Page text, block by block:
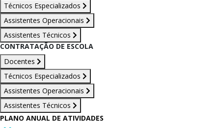
Técnicos Especializados
Assistentes Operacionais
Assistentes Técnicos
CONTRATAÇÃO DE ESCOLA
Docentes
Técnicos Especializados
Assistentes Operacionais
Assistentes Técnicos
PLANO ANUAL DE ATIVIDADES